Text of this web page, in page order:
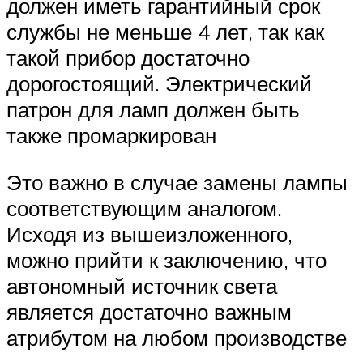
должен иметь гарантийный срок
службы не меньше 4 лет, так как
такой прибор достаточно
дорогостоящий. Электрический
патрон для ламп должен быть
также промаркирован
Это важно в случае замены лампы
соответствующим аналогом.
Исходя из вышеизложенного,
можно прийти к заключению, что
автономный источник света
является достаточно важным
атрибутом на любом производстве